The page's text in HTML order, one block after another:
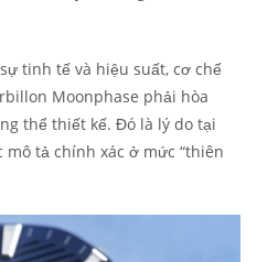
tinh tế và hiệu suất, cơ chế
Moonphase phải hòa
thể thiết kế. Đó là lý do tại
tả chính xác ở mức “thiên